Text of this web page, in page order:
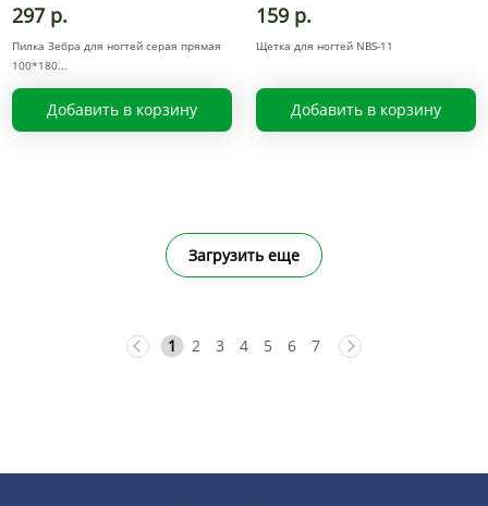
297 р.
Пилка Зебра для ногтей серая прямая
100*180
Добавить в корзину
159 р.
Щетка для ногтей NBS-11
Добавить в корзину
Загрузить еще
1 2 3 4 5 6 7